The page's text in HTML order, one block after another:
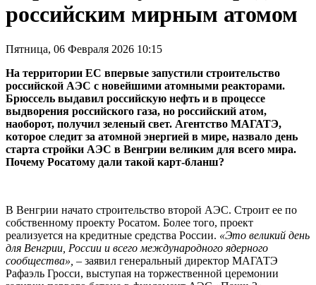
российским мирным атомом
Пятница, 06 Февраля 2026 10:15
На территории ЕС впервые запустили строительство
российской АЭС с новейшими атомными реакторами.
Брюссель выдавил российскую нефть и в процессе
выдворения российского газа, но российский атом,
наоборот, получил зеленый свет. Агентство МАГАТЭ,
которое следит за атомной энергией в мире, назвало день
старта стройки АЭС в Венгрии великим для всего мира.
Почему Росатому дали такой карт-бланш?
В Венгрии начато строительство второй АЭС. Строит ее по
собственному проекту Росатом. Более того, проект
реализуется на кредитные средства России. «Это великий день
для Венгрии, России и всего международного ядерного
сообщества», – заявил генеральный директор МАГАТЭ
Рафаэль Гросси, выступая на торжественной церемонии